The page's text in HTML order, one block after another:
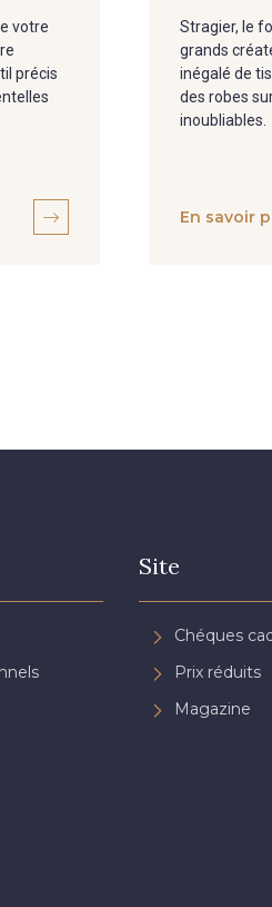
votre
précis
Stragier, le
grands
inégalé de
des robes
inoubliables.
En savoir
Site
Chéques
Prix réduits
Magazine